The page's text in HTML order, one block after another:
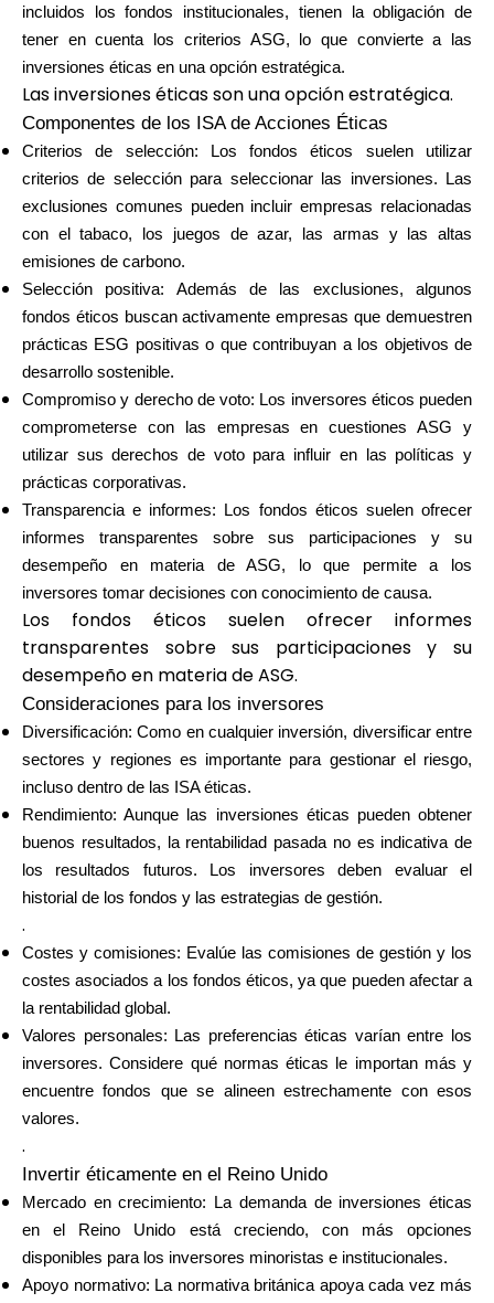
incluidos los fondos institucionales, tienen la obligación de
tener en cuenta los criterios ASG, lo que convierte a las
inversiones éticas en una opción estratégica.
Las inversiones éticas son una opción estratégica.
Componentes de los ISA de Acciones Éticas
Criterios de selección: Los fondos éticos suelen utilizar
criterios de selección para seleccionar las inversiones. Las
exclusiones comunes pueden incluir empresas relacionadas
con el tabaco, los juegos de azar, las armas y las altas
emisiones de carbono.
Selección positiva: Además de las exclusiones, algunos
fondos éticos buscan activamente empresas que demuestren
prácticas ESG positivas o que contribuyan a los objetivos de
desarrollo sostenible.
Compromiso y derecho de voto: Los inversores éticos pueden
comprometerse con las empresas en cuestiones ASG y
utilizar sus derechos de voto para influir en las políticas y
prácticas corporativas.
Transparencia e informes: Los fondos éticos suelen ofrecer
informes transparentes sobre sus participaciones y su
desempeño en materia de ASG, lo que permite a los
inversores tomar decisiones con conocimiento de causa.
Los fondos éticos suelen ofrecer informes
transparentes sobre sus participaciones y su
desempeño en materia de ASG.
Consideraciones para los inversores
Diversificación: Como en cualquier inversión, diversificar entre
sectores y regiones es importante para gestionar el riesgo,
incluso dentro de las ISA éticas.
Rendimiento: Aunque las inversiones éticas pueden obtener
buenos resultados, la rentabilidad pasada no es indicativa de
los resultados futuros. Los inversores deben evaluar el
historial de los fondos y las estrategias de gestión.
.
Costes y comisiones: Evalúe las comisiones de gestión y los
costes asociados a los fondos éticos, ya que pueden afectar a
la rentabilidad global.
Valores personales: Las preferencias éticas varían entre los
inversores. Considere qué normas éticas le importan más y
encuentre fondos que se alineen estrechamente con esos
valores.
.
Invertir éticamente en el Reino Unido
Mercado en crecimiento: La demanda de inversiones éticas
en el Reino Unido está creciendo, con más opciones
disponibles para los inversores minoristas e institucionales.
Apoyo normativo: La normativa británica apoya cada vez más